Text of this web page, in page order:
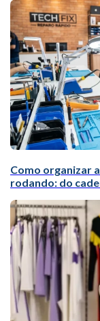
Como organizar
rodando: do